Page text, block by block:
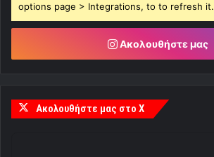
options page > Integrations, to to refresh it.
Ακολουθήστε μας
Ακολουθήστε μας στο X